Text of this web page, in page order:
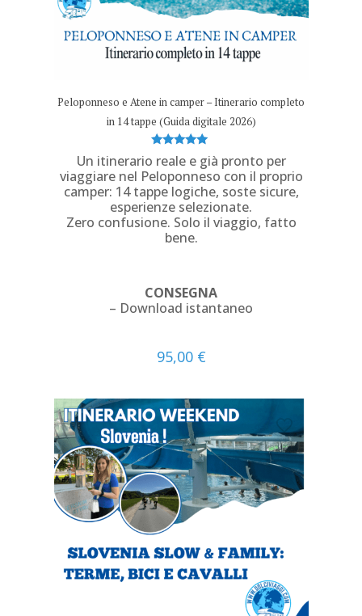
Peloponneso e Atene in camper – Itinerario completo
in 14 tappe (Guida digitale 2026)
Valutato
5.00
su 5
Un itinerario reale e già pronto per
viaggiare nel Peloponneso con il proprio
camper: 14 tappe logiche, soste sicure,
esperienze selezionate.
Zero confusione. Solo il viaggio, fatto
bene.
CONSEGNA
– Download istantaneo
95,00 €